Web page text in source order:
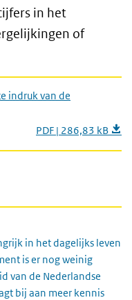
in het
of
indruk van de
PDF | 286,83 kB
in het dagelijks leven
is er nog weinig
van de Nederlandse
bij aan meer kennis